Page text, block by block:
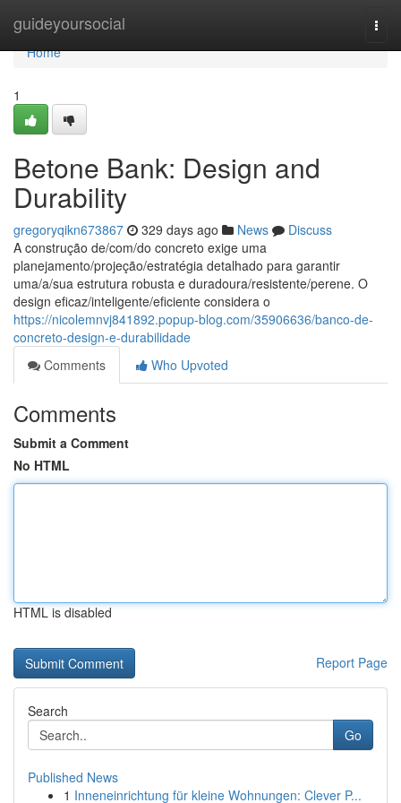
guideyoursocial
Home
Home
1
Betone Bank: Design and
Durability
gregoryqikn673867 329 days ago News
Discuss
A construção de/com/do concreto exige uma
planejamento/projeção/estratégia detalhado para garantir
uma/a/sua estrutura robusta e duradoura/resistente/perene. O
design eficaz/inteligente/eficiente considera o
https://nicolemnvj841892.popup-blog.com/35906636/banco-de-
concreto-design-e-durabilidade
Comments
Who Upvoted
Comments
Submit a Comment
No HTML
HTML is disabled
Report Page
Search
Go
Published News
1 Inneneinrichtung für kleine Wohnungen: Clever P...